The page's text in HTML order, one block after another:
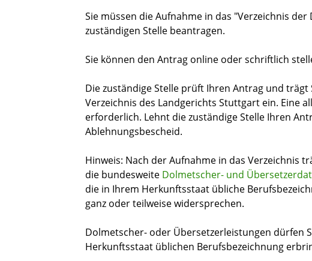
Sie müssen die Aufnahme in das "Verzeichnis
zuständigen Stelle beantragen.
Sie können den Antrag online oder schriftlich
Die zuständige Stelle prüft Ihren Antrag und
Verzeichnis des Landgerichts Stuttgart ein. Eine
erforderlich. Lehnt die zuständige Stelle Ihren
Ablehnungsbescheid.
Hinweis: Nach der Aufnahme in das Verzeichnis
die bundesweite Dolmetscher- und
die in Ihrem Herkunftsstaat übliche
ganz oder teilweise widersprechen.
Dolmetscher- oder Übersetzerleistungen dürfen
Herkunftsstaat üblichen Berufsbezeichnung